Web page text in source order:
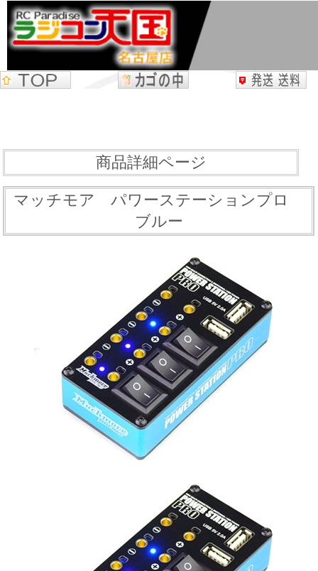
商品詳細ページ
マッチモア パワーステーションプロ
ブルー